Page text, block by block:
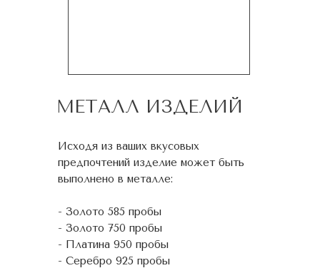
МЕТАЛЛ ИЗДЕЛИЙ
Исходя из ваших вкусовых
предпочтений изделие может быть
выполнено в металле:
- Золото 585 пробы
- Золото 750 пробы
- Платина 950 пробы
- Серебро 925 пробы